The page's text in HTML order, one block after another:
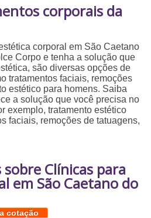
corporais da
corporal em São Caetano
Corpo e tenha a solução que
são diversas opções de
tratamentos faciais, remoções
estético para homens. Saiba
a solução que você precisa no
exemplo, tratamento estético
faciais, remoções de tatuagens,
Clínicas para
em São Caetano do
cotação